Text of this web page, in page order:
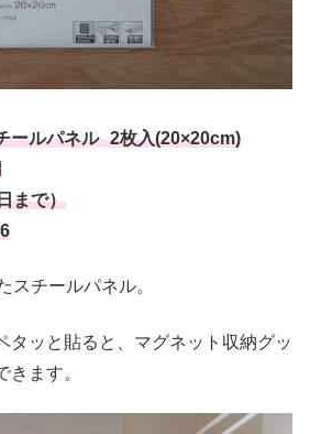
ールパネル 2枚入(20×20cm)
まで）
スチールパネル。
タッと貼ると、マグネット収納グッ
きます。